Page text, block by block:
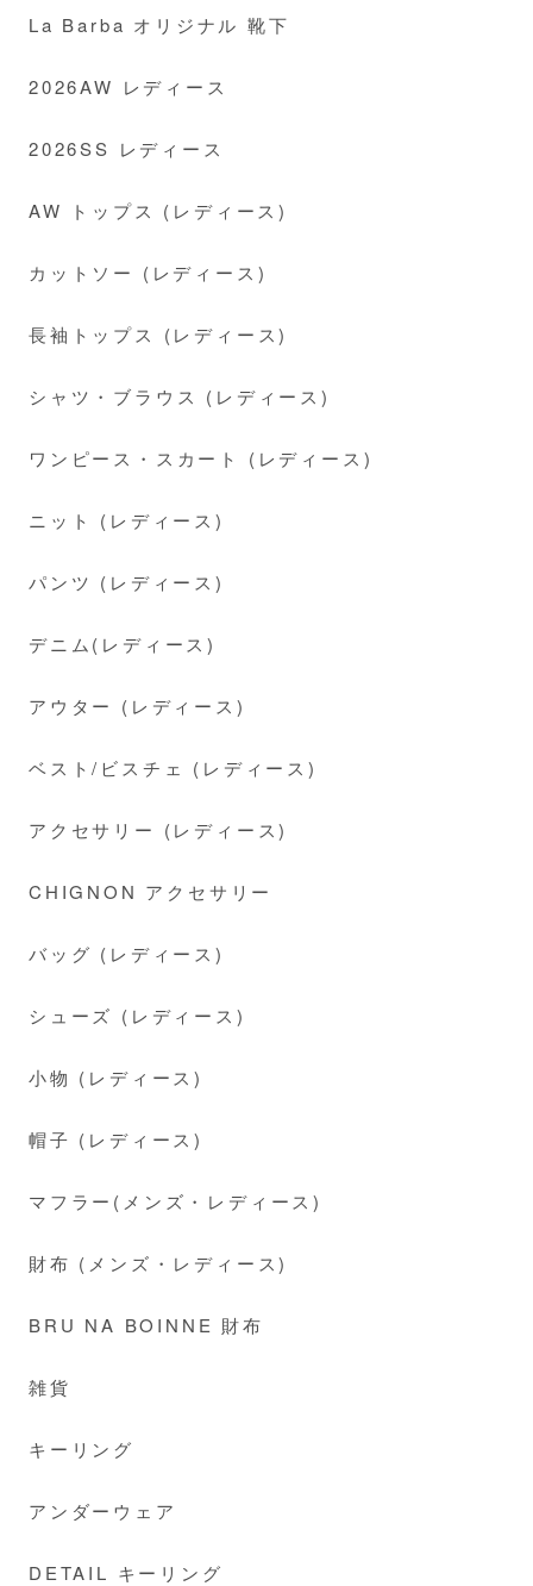
La Barba オリジナル 靴下
2026AW レディース
2026SS レディース
AW トップス (レディース)
カットソー (レディース)
長袖トップス (レディース)
シャツ・ブラウス (レディース)
ワンピース・スカート (レディース)
ニット (レディース)
パンツ (レディース)
デニム(レディース)
アウター (レディース)
ベスト/ビスチェ (レディース)
アクセサリー (レディース)
CHIGNON アクセサリー
バッグ (レディース)
シューズ (レディース)
小物 (レディース)
帽子 (レディース)
マフラー(メンズ・レディース)
財布 (メンズ・レディース)
BRU NA BOINNE 財布
雑貨
キーリング
アンダーウェア
DETAIL キーリング